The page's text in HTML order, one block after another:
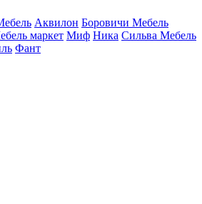
Аквилон Боровичи Мебель
маркет Миф Ника Сильва Мебель
Фант